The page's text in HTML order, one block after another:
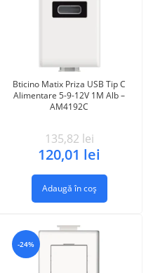
Bticino Matix Priza USB Tip C
Alimentare 5-9-12V 1M Alb –
AM4192C
135,82 lei
120,01 lei
Adaugă în coș
-24%